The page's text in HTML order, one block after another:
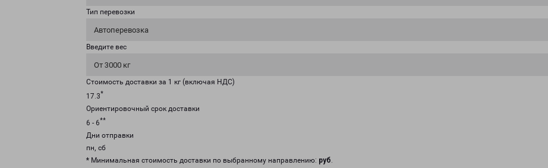
Тип перевозки
Автоперевозка
Введите вес
От 3000 кг
Стоимость доставки за 1 кг (включая НДС)
17.3*
Ориентировочный срок доставки
6 - 6**
Дни отправки
пн, сб
* Минимальная стоимость доставки по выбранному направлению: руб.